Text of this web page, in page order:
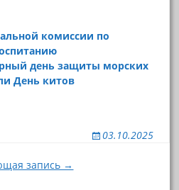
комиссии по
день защиты морских
День китов
03.10.2025
запись →